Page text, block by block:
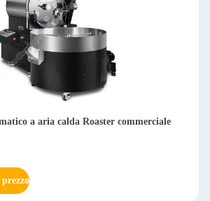
dei chicchi di caffè secco